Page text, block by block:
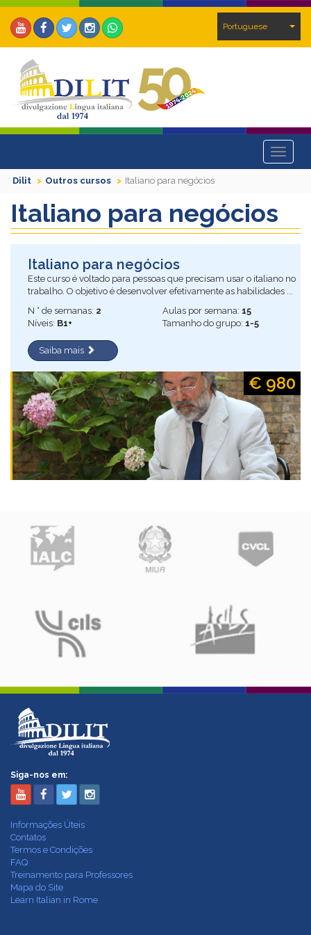
Portuguese
Toggle
Dilit
Outros cursos Italiano para negócios
Italiano para negócios
Italiano para negócios
Este curso é voltado para pessoas que precisam usar o italiano no
trabalho. O objetivo é desenvolver efetivamente as habilidades ...
N ° de semanas: 2 Aulas por semana: 15
Níveis: B1+ Tamanho do grupo: 1-5
Saiba mais
€ 980
Siga-nos em:
Informações Úteis
Contatos
Termos e Condições
FAQ
Treinamento para Professores
Mapa do Site
Learn Italian in Rome